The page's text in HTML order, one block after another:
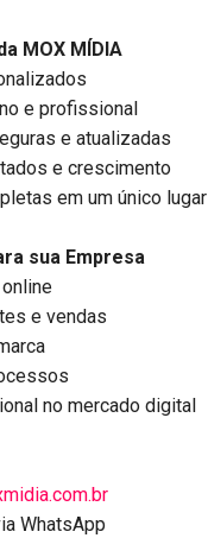
MOX MÍDIA
e profissional
e atualizadas
e crescimento
em um único lugar
sua Empresa
e vendas
no mercado digital
WhatsApp